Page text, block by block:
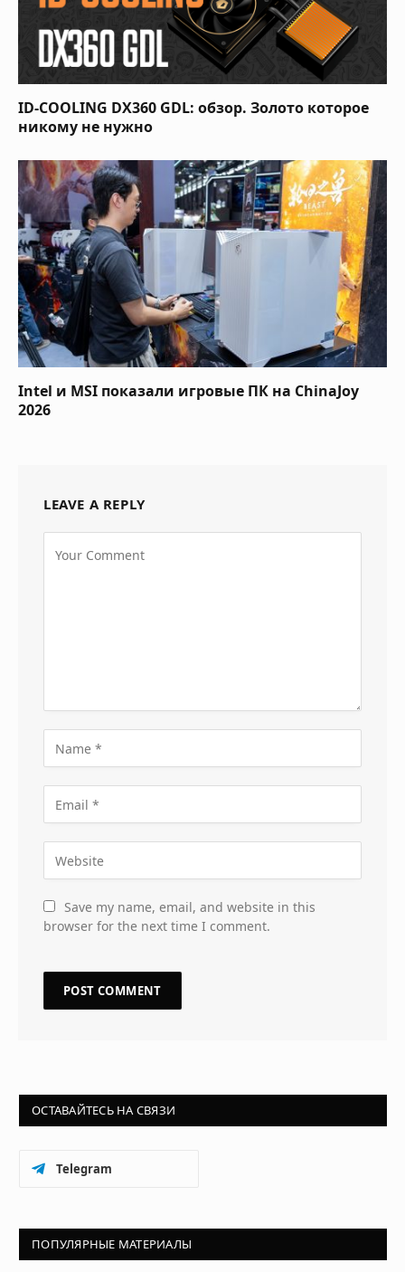
ID-COOLING DX360 GDL: обзор. Золото которое
никому не нужно
Intel и MSI показали игровые ПК на ChinaJoy
2026
LEAVE A REPLY
Save my name, email, and website in this
browser for the next time I comment.
ОСТАВАЙТЕСЬ НА СВЯЗИ
Telegram
ПОПУЛЯРНЫЕ МАТЕРИАЛЫ